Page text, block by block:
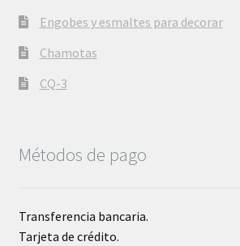
Engobes y esmaltes para decorar
Chamotas
CQ-3
Métodos de pago
Transferencia bancaria.
Tarjeta de crédito.